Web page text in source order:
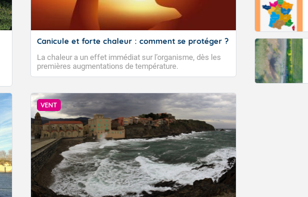
Canicule et forte chaleur : comment se protéger ?
La chaleur a un effet immédiat sur l’organisme, dès les
premières augmentations de température.
VENT